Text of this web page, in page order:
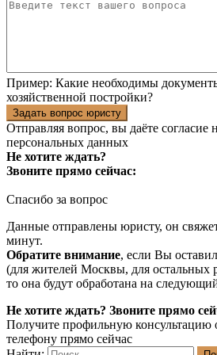
Пример: Какие необходимы
хозяйственной постройки?
Задать вопрос юристу
Отправляя вопрос, вы даёте согласие
персональных данных
Не хотите ждать?
Звоните прямо сейчас:
Спасибо за вопрос
Данные отправлены юристу, он
минут.
Обратите внимание, если Вы
(для жителей Москвы, для остальных
то она будут обработана на
Не хотите ждать? Звоните прямо
Получите профильную консультацию
телефону прямо сейчас